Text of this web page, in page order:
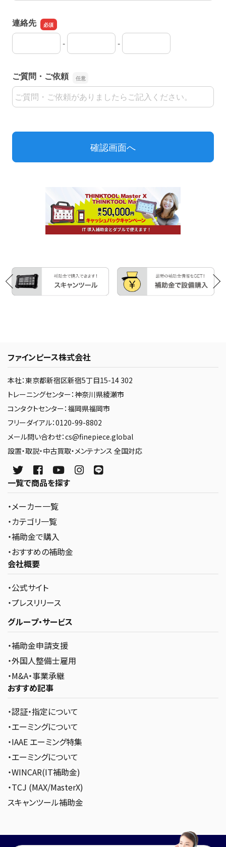
ファインピース株式会社
本社：東京都新宿区新宿5丁目15-14 302
トレーニングセンター：神奈川県綾瀬市
コンタクトセンター：福岡県福岡市
フリーダイアル：0120-99-8802
メール問い合わせ：cs@finepiece.global
設置・取説・中古買取・メンテナンス 全国対応
一覧で商品を探す
・メーカー一覧
・カテゴリ一覧
・補助金で購入
・おすすめの補助金
会社概要
・公式サイト
・プレスリリース
グループ・サービス
・補助金申請支援
・外国人整備士雇用
・M&A・事業承継
おすすめ記事
・認証・指定について
・エーミングについて
・IAAE エーミング特集
・エーミングについて
・WINCAR(IT補助金)
・TCJ (MAX/MasterX)
スキャンツール補助金